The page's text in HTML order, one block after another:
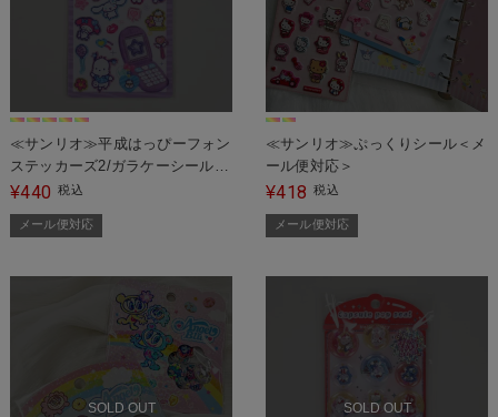
≪サンリオ≫平成はっぴーフォン
ステッカーズ2/ガラケーシール＜
メール便対応＞
¥440 税込
メール便対応
≪サンリオ≫ぷっくりシール＜メ
ール便対応＞
¥418 税込
メール便対応
SOLD OUT SOLD OUT